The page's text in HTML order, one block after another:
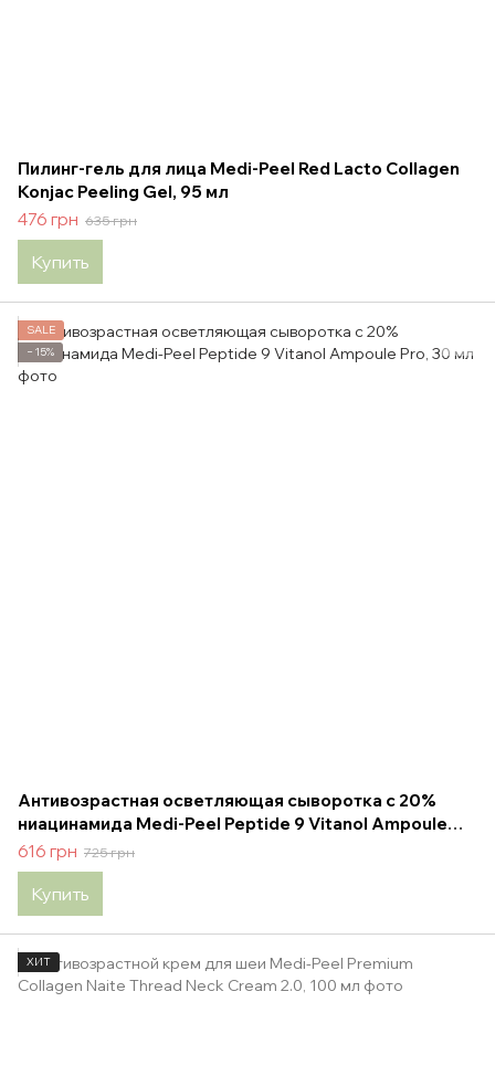
Пилинг-гель для лица Medi-Peel Red Lacto Collagen
Konjac Peeling Gel, 95 мл
476 грн 635 грн
Купить
SALE
−15%
Антивозрастная осветляющая сыворотка c 20%
ниацинамида Medi-Peel Peptide 9 Vitanol Ampoule
Pro, 30 мл
616 грн 725 грн
Купить
ХИТ